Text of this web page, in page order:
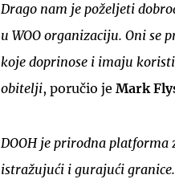
Drago nam je poželjeti
u WOO organizaciju. Oni se
koje doprinose i imaju
obitelji, poručio je Mark
DOOH je prirodna
istražujući i gurajući